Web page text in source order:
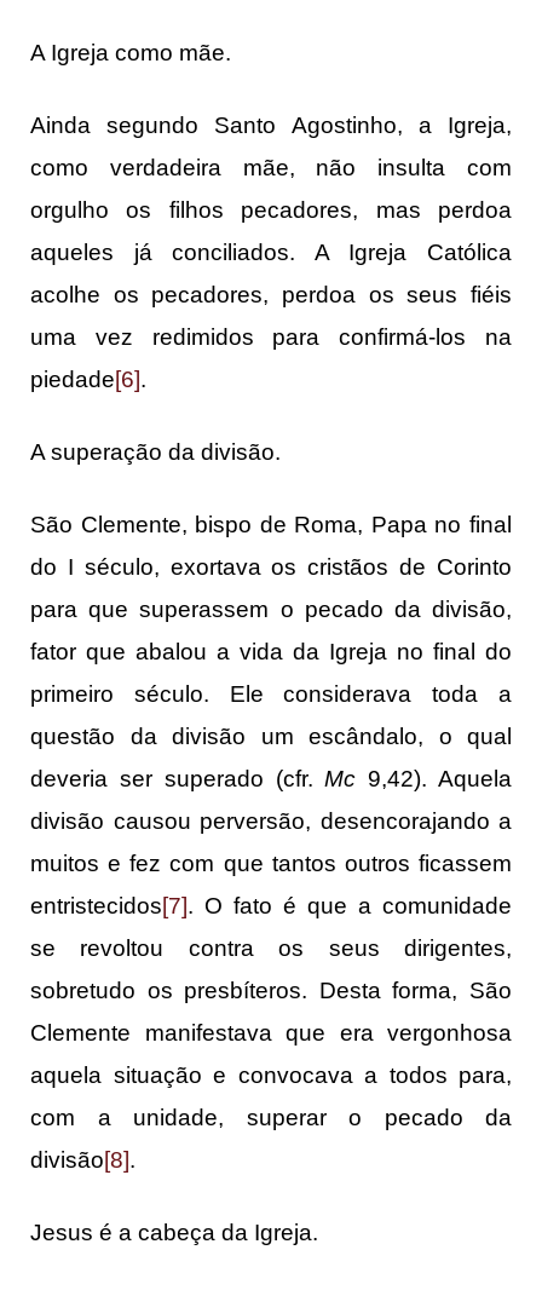
A Igreja como mãe.
Ainda segundo Santo Agostinho, a Igreja,
como verdadeira mãe, não insulta com
orgulho os filhos pecadores, mas perdoa
aqueles já conciliados. A Igreja Católica
acolhe os pecadores, perdoa os seus fiéis
uma vez redimidos para confirmá-los na
piedade[6].
A superação da divisão.
São Clemente, bispo de Roma, Papa no final
do I século, exortava os cristãos de Corinto
para que superassem o pecado da divisão,
fator que abalou a vida da Igreja no final do
primeiro século. Ele considerava toda a
questão da divisão um escândalo, o qual
deveria ser superado (cfr.Mc 9,42). Aquela
divisão causou perversão, desencorajando a
muitos e fez com que tantos outros ficassem
entristecidos[7]. O fato é que a comunidade
se revoltou contra os seus dirigentes,
sobretudo os presbíteros. Desta forma, São
Clemente manifestava que era vergonhosa
aquela situação e convocava a todos para,
com a unidade, superar o pecado da
divisão[8].
Jesus é a cabeça da Igreja.